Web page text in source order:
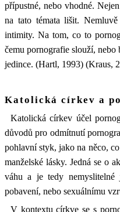
přípustné, nebo vhodné.
na tato témata lišit.
intimity. Na tom, co to
čemu pornografie slouží,
jedince. (Hartl, 1993) (Kraus,
Katolická církev a
Katolická církev účel
důvodů pro odmítnutí
pohlavní styk, jako na něco,
manželské lásky. Jedná se o
váhu a je tedy nemyslitelné
pobavení, nebo sexuálnímu
V kontextu církve se s